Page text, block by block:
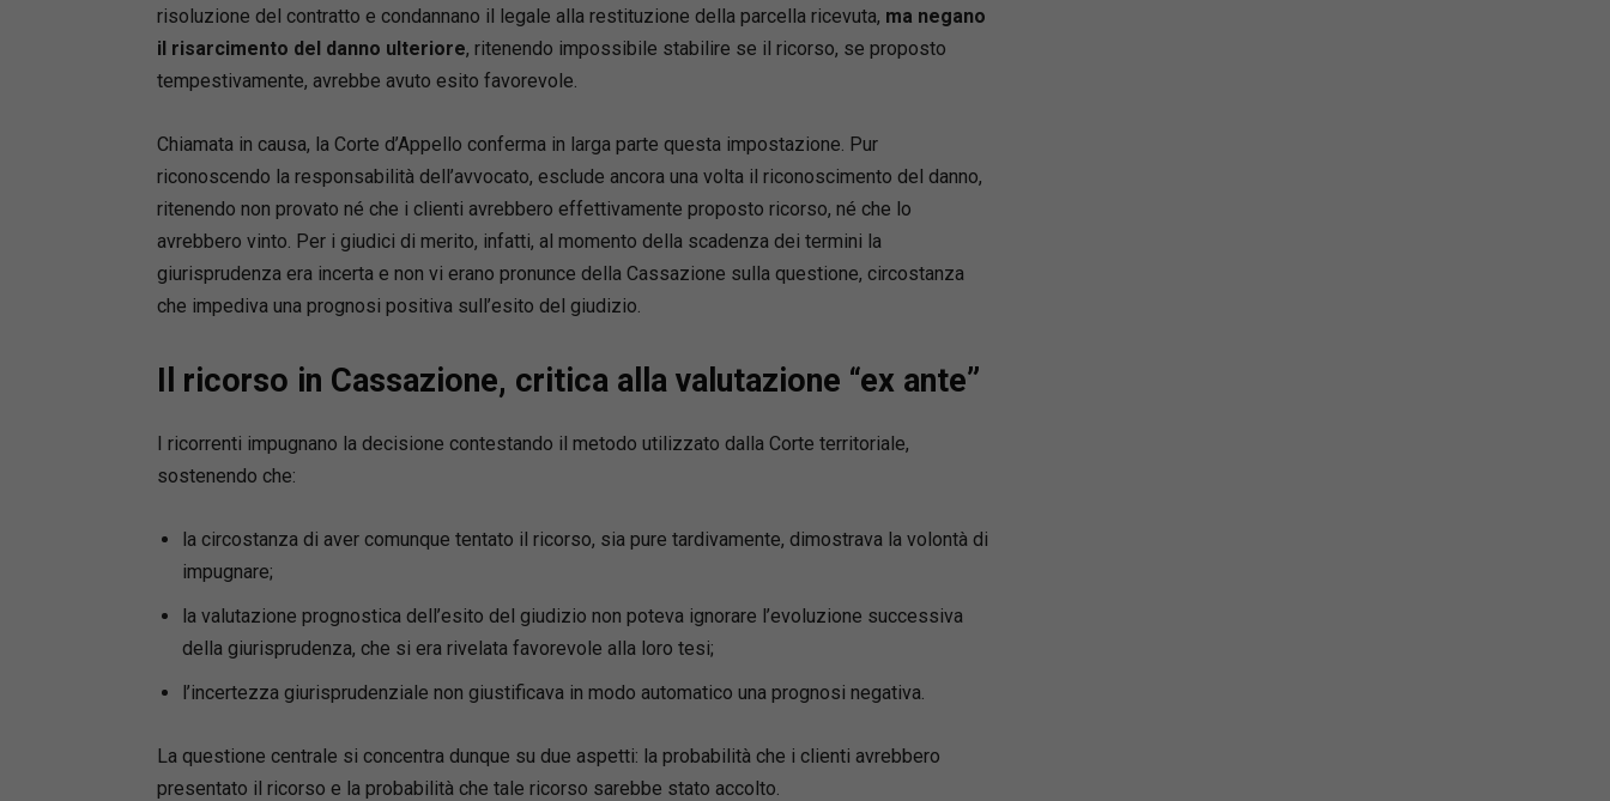
cognizione;
• procedimenti possessori;
•separazione, divorzio e cumulo delle domande;
arbitrale.
Punti di forza
• Aggiornamento normativo e giurisprudenziale
costante
•Impostazione pratico-operativa, pensata per l’attività
quotidiana dello studio
adempimenti
l’acquisto
Lucilla Nigro
Mediatore civile e Giudice ausiliario presso la Corte di
Appello di Napoli, sino al dicembre 2022, è attualmente
risoluzione del contratto e condannano il legale alla restituzione della parcella ricevuta, ma negano
il risarcimento del danno ulteriore, ritenendo impossibile stabilire se il ricorso, se proposto
tempestivamente, avrebbe avuto esito favorevole.
Chiamata in causa, la Corte d’Appello conferma in larga parte questa impostazione. Pur
riconoscendo la responsabilità dell’avvocato, esclude ancora una volta il riconoscimento del danno,
ritenendo non provato né che i clienti avrebbero effettivamente proposto ricorso, né che lo
avrebbero vinto. Per i giudici di merito, infatti, al momento della scadenza dei termini la
giurisprudenza era incerta e non vi erano pronunce della Cassazione sulla questione, circostanza
che impediva una prognosi positiva sull’esito del giudizio.
Il ricorso in Cassazione, critica alla valutazione “ex ante”
I ricorrenti impugnano la decisione contestando il metodo utilizzato dalla Corte territoriale,
sostenendo che:
la circostanza di aver comunque tentato il ricorso, sia pure tardivamente, dimostrava la volontà di
impugnare;
la valutazione prognostica dell’esito del giudizio non poteva ignorare l’evoluzione successiva
della giurisprudenza, che si era rivelata favorevole alla loro tesi;
l’incertezza giurisprudenziale non giustificava in modo automatico una prognosi negativa.
La questione centrale si concentra dunque su due aspetti: la probabilità che i clienti avrebbero
presentato il ricorso e la probabilità che tale ricorso sarebbe stato accolto.